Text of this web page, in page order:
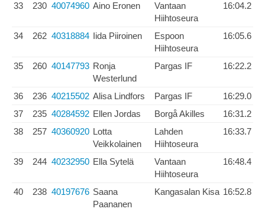
33
230 40074960 Aino Eronen
Vantaan
Hiihtoseura
16:04.2
34 262 40318884 Iida Piiroinen
Espoon
Hiihtoseura
16:05.6
35 260 40147793 Ronja
Westerlund
Pargas IF 16:22.2
36 236 40215502 Alisa Lindfors Pargas IF
16:29.0
37
235 40284592 Ellen Jordas Borgå Akilles
16:31.2
38
257 40360920 Lotta
Veikkolainen
Lahden
Hiihtoseura
16:33.7
39 244 40232950 Ella Sytelä
Vantaan
Hiihtoseura
16:48.4
40 238 40197676 Saana
Paananen
Kangasalan Kisa 16:52.8